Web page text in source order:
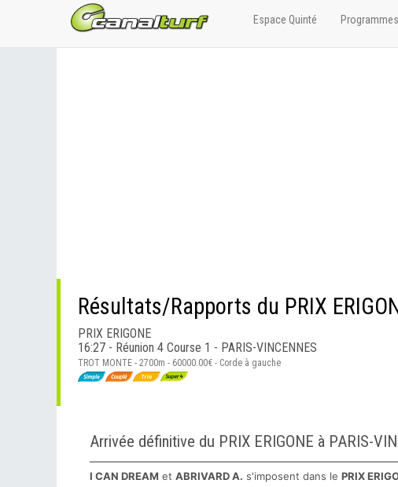
Résultats/Rapports du PRIX
PRIX ERIGONE
16:27 - Réunion 4 Course 1 - PARIS-VINCENNES
TROT MONTE - 2700m - 60000.00€ - Corde à gauche
Arrivée définitive du PRIX ERIGONE à PARIS-
I CAN DREAM et ABRIVARD A. s'imposent dans le PRIX
Espace Quinté